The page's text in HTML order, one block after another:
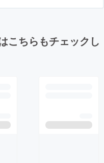
こちらもチェックし